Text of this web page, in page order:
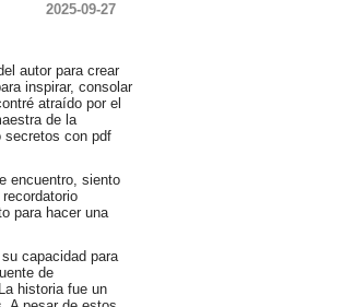
2025-09-27
autor para crear
inspirar, consolar
atraído por el
de la
secretos con pdf
encuentro, siento
para hacer una
capacidad para
de
historia fue un